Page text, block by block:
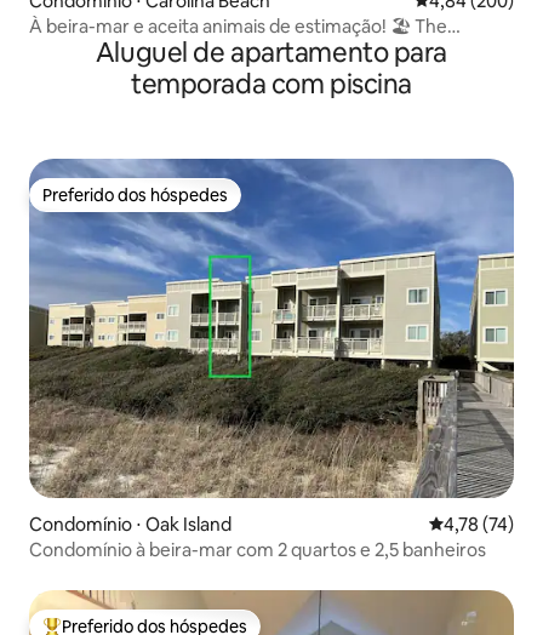
À beira-mar e aceita animais de estimação! 🏖 The
Seagulls Nest 🌊
Aluguel de apartamento para
temporada com piscina
Preferido dos hóspedes
Preferido dos hóspedes
Condomínio ⋅ Oak Island 4,78 de uma
4,78 (74)
Condomínio à beira-mar com 2 quartos e 2,5 banheiros
Preferido dos hóspedes